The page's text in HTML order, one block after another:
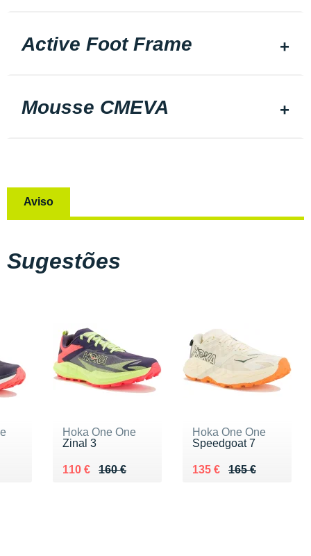
Active Foot Frame
Mousse CMEVA
Aviso
Sugestões
Hoka One One
Zinal 3
160 €
Au lieu de 160 €
110 €
Vendu 110 €
Hoka One One
Speedgoat 7
165 €
Au lieu de 165 €
135 €
Vendu 135 €